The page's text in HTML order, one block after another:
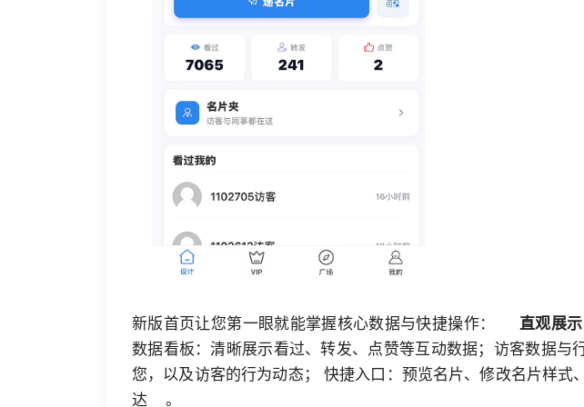
新版首页让您第一眼就能掌握核心数据与快捷操作： 直观展
数据看板：清晰展示看过、转发、点赞等互动数据；访客数据与
您，以及访客的行为动态； 快捷入口：预览名片、修改名片样式
达 。